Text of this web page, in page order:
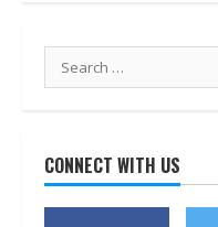
Search
for:
CONNECT WITH US